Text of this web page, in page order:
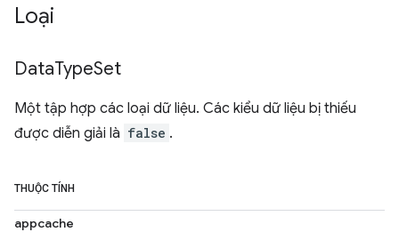
Loại
DataTypeSet
Một tập hợp các loại dữ liệu. Các kiểu dữ liệu bị thiếu
được diễn giải là false .
THUỘC TÍNH
appcache